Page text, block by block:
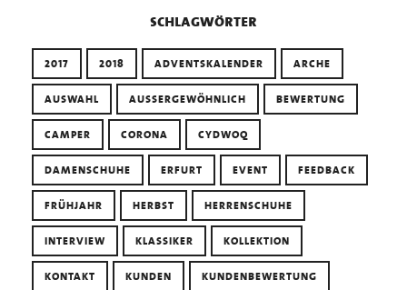
schlagwörter
2017 2018 ADVENTSKALENDER ARCHE
AUSWAHL AUSSERGEWÖHNLICH BEWERTUNG
CAMPER CORONA CYDWOQ
DAMENSCHUHE ERFURT EVENT FEEDBACK
FRÜHJAHR HERBST HERRENSCHUHE
INTERVIEW KLASSIKER KOLLEKTION
KONTAKT KUNDEN KUNDENBEWERTUNG